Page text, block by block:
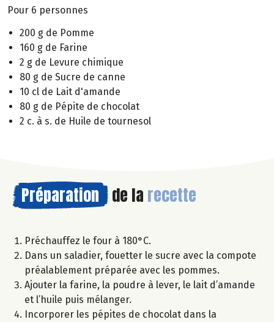
Pour 6 personnes
200 g de Pomme
160 g de Farine
2 g de Levure chimique
80 g de Sucre de canne
10 cl de Lait d'amande
80 g de Pépite de chocolat
2 c. à s. de Huile de tournesol
Préparation de la recette
Préchauffez le four à 180°C.
Dans un saladier, fouetter le sucre avec la compote
préalablement préparée avec les pommes.
Ajouter la farine, la poudre à lever, le lait d’amande
et l’huile puis mélanger.
Incorporer les pépites de chocolat dans la